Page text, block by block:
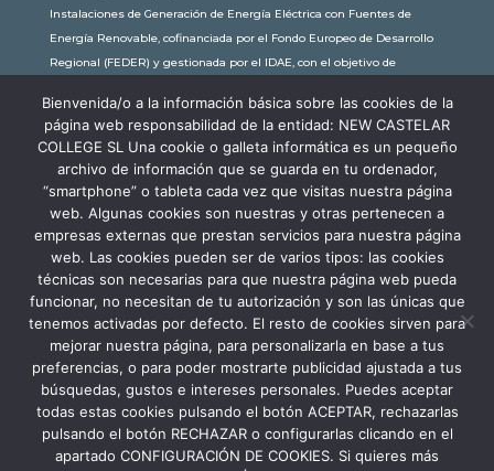
Instalaciones de Generación de Energía Eléctrica con Fuentes de
Energía Renovable, cofinanciada por el Fondo Europeo de Desarrollo
Regional (FEDER) y gestionada por el IDAE, con el objetivo de
subvención de 30.245,63€. Con una potencia instalada de 60kW, la
comunidad educativa de New Castelar ahorra al planeta 34,79
toneladas de CO2 al año, lo que equivale a recorrer 116.677 km en coche
o plantar 116 árboles al año.
Bienvenida/o a la información básica sobre las cookies de la
página web responsabilidad de la entidad: NEW CASTELAR
COLLEGE SL Una cookie o galleta informática es un pequeño
archivo de información que se guarda en tu ordenador,
“smartphone” o tableta cada vez que visitas nuestra página
web. Algunas cookies son nuestras y otras pertenecen a
empresas externas que prestan servicios para nuestra página
web. Las cookies pueden ser de varios tipos: las cookies
técnicas son necesarias para que nuestra página web pueda
funcionar, no necesitan de tu autorización y son las únicas que
tenemos activadas por defecto. El resto de cookies sirven para
mejorar nuestra página, para personalizarla en base a tus
preferencias, o para poder mostrarte publicidad ajustada a tus
búsquedas, gustos e intereses personales. Puedes aceptar
todas estas cookies pulsando el botón ACEPTAR, rechazarlas
pulsando el botón RECHAZAR o configurarlas clicando en el
apartado CONFIGURACIÓN DE COOKIES. Si quieres más